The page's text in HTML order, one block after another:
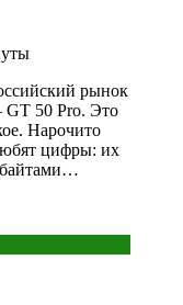
рынок
GT 50 Pro. Это
Нарочито
цифры: их